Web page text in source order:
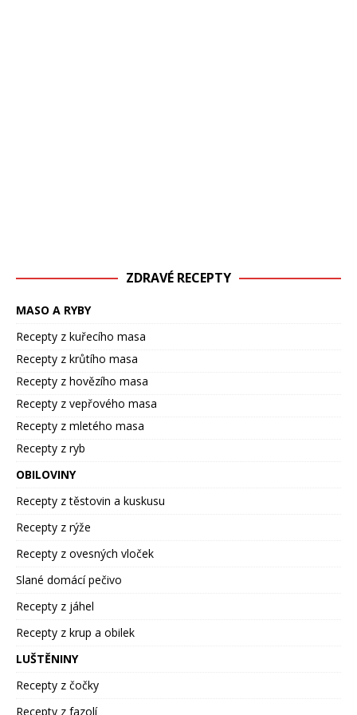
ZDRAVÉ RECEPTY
MASO A RYBY
Recepty z kuřecího masa
Recepty z krůtího masa
Recepty z hovězího masa
Recepty z vepřového masa
Recepty z mletého masa
Recepty z ryb
OBILOVINY
Recepty z těstovin a kuskusu
Recepty z rýže
Recepty z ovesných vloček
Slané domácí pečivo
Recepty z jáhel
Recepty z krup a obilek
LUŠTĚNINY
Recepty z čočky
Recepty z fazolí